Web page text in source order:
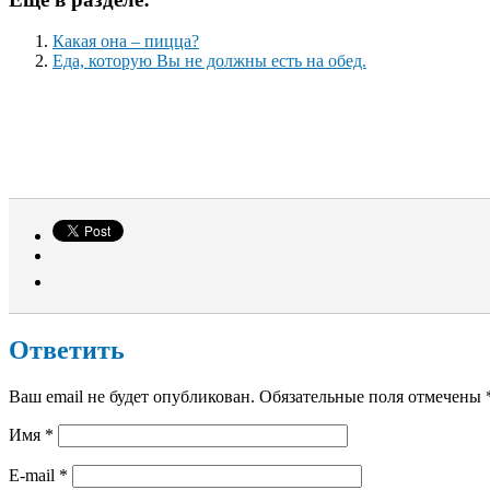
Какая она – пицца?
Еда, которую Вы не должны есть на обед.
Ответить
Ваш email не будет опубликован. Обязательные поля отмечены
Имя *
E-mail *